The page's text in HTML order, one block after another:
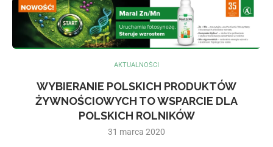
AKTUALNOŚCI
WYBIERANIE POLSKICH PRODUKTÓW
ŻYWNOŚCIOWYCH TO WSPARCIE DLA
POLSKICH ROLNIKÓW
31 marca 2020